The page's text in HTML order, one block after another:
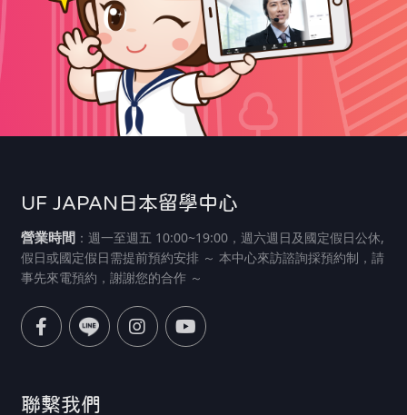
UF JAPAN日本留學中心
營業時間：週一至週五 10:00~19:00，週六週日及國定假日公休,
假日或國定假日需提前預約安排 ～ 本中心來訪諮詢採預約制，請
事先來電預約，謝謝您的合作 ～
聯繫我們